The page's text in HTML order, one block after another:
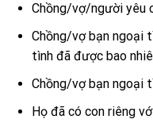
Chồng/vợ/người yêu
Chồng/vợ bạn ngoại
tình đã được bao
Chồng/vợ bạn ngoại
Họ đã có con riêng